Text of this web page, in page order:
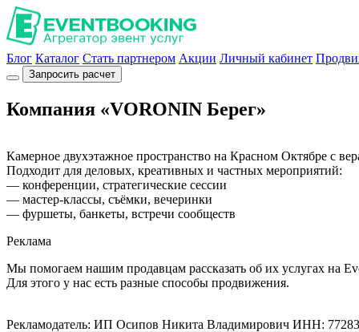
Блог Каталог Стать партнером Акции Личный кабинет
Запросить расчет
Компания «VORONIN Берег»
Камерное двухэтажное пространство на Красном Октябре с
Подходит для деловых, креативных и частных мероприятий:
— конференции, стратегические сессии
— мастер-классы, съёмки, вечеринки
— фуршеты, банкеты, встречи сообществ
Реклама
Мы помогаем нашим продавцам рассказать об их услугах на
Для этого у нас есть разные способы продвижения.
Рекламодатель: ИП Осипов Никита Владимирович ИНН: